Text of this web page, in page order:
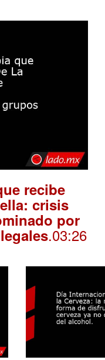
recibe
crisis
por
.03:26